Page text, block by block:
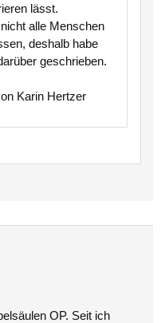
lässt.
alle Menschen
deshalb habe
geschrieben.
Karin Hertzer
OP. Seit ich